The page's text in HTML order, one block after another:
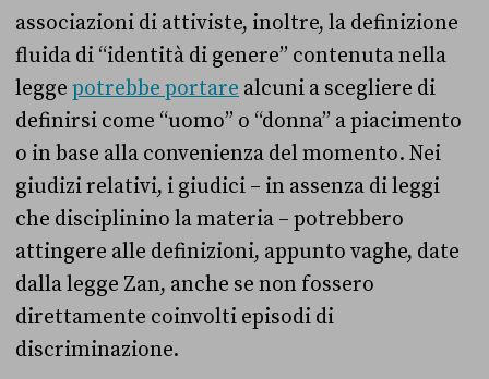
associazioni di attiviste, inoltre, la definizione
fluida di “identità di genere” contenuta nella
legge potrebbe portare alcuni a scegliere di
definirsi come “uomo” o “donna” a piacimento
o in base alla convenienza del momento. Nei
giudizi relativi, i giudici – in assenza di leggi
che disciplinino la materia – potrebbero
attingere alle definizioni, appunto vaghe, date
dalla legge Zan, anche se non fossero
direttamente coinvolti episodi di
discriminazione.